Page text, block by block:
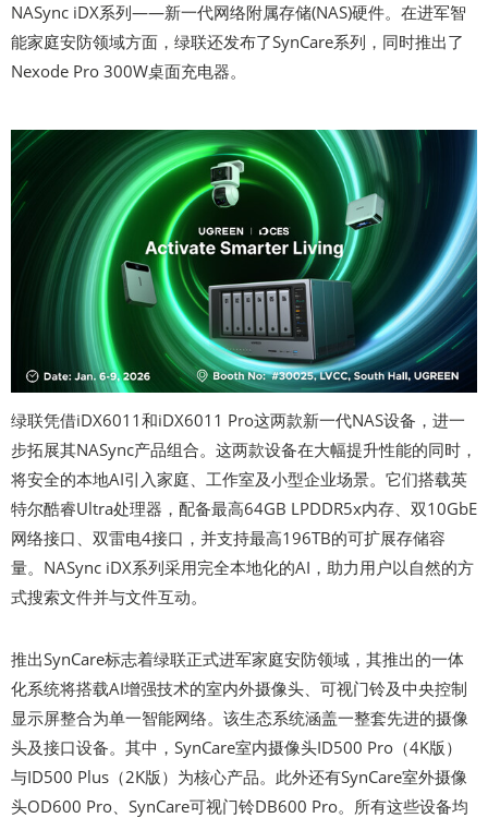
NASync iDX系列——新一代网络附属存储(NAS)硬件。在进军智
能家庭安防领域方面，绿联还发布了SynCare系列，同时推出了
Nexode Pro 300W桌面充电器。
绿联凭借iDX6011和iDX6011 Pro这两款新一代NAS设备，进一
步拓展其NASync产品组合。这两款设备在大幅提升性能的同时，
将安全的本地AI引入家庭、工作室及小型企业场景。它们搭载英
特尔酷睿Ultra处理器，配备最高64GB LPDDR5x内存、双10GbE
网络接口、双雷电4接口，并支持最高196TB的可扩展存储容
量。NASync iDX系列采用完全本地化的AI，助力用户以自然的方
式搜索文件并与文件互动。
推出SynCare标志着绿联正式进军家庭安防领域，其推出的一体
化系统将搭载AI增强技术的室内外摄像头、可视门铃及中央控制
显示屏整合为单一智能网络。该生态系统涵盖一整套先进的摄像
头及接口设备。其中，SynCare室内摄像头ID500 Pro（4K版）
与ID500 Plus（2K版）为核心产品。此外还有SynCare室外摄像
头OD600 Pro、SynCare可视门铃DB600 Pro。所有这些设备均